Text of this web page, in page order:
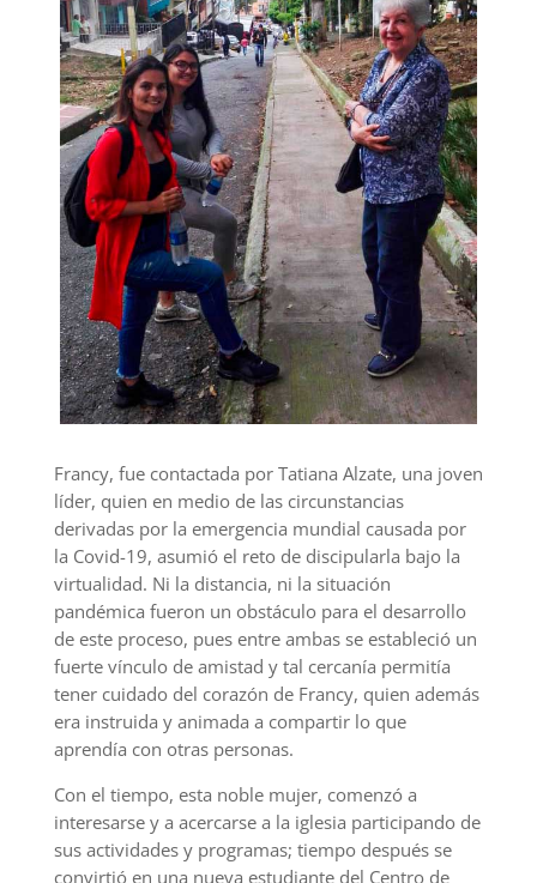
Francy, fue contactada por Tatiana Alzate, una joven
líder, quien en medio de las circunstancias
derivadas por la emergencia mundial causada por
la Covid-19, asumió el reto de discipularla bajo la
virtualidad. Ni la distancia, ni la situación
pandémica fueron un obstáculo para el desarrollo
de este proceso, pues entre ambas se estableció un
fuerte vínculo de amistad y tal cercanía permitía
tener cuidado del corazón de Francy, quien además
era instruida y animada a compartir lo que
aprendía con otras personas.
Con el tiempo, esta noble mujer, comenzó a
interesarse y a acercarse a la iglesia participando de
sus actividades y programas; tiempo después se
convirtió en una nueva estudiante del Centro de